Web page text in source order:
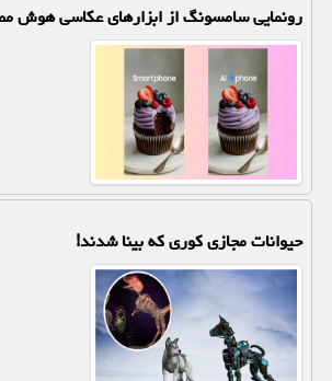
رونمایی سامسونگ از ابزارهای عکاسی هوش
حیوانات مجازی کوری که بینا شدند!